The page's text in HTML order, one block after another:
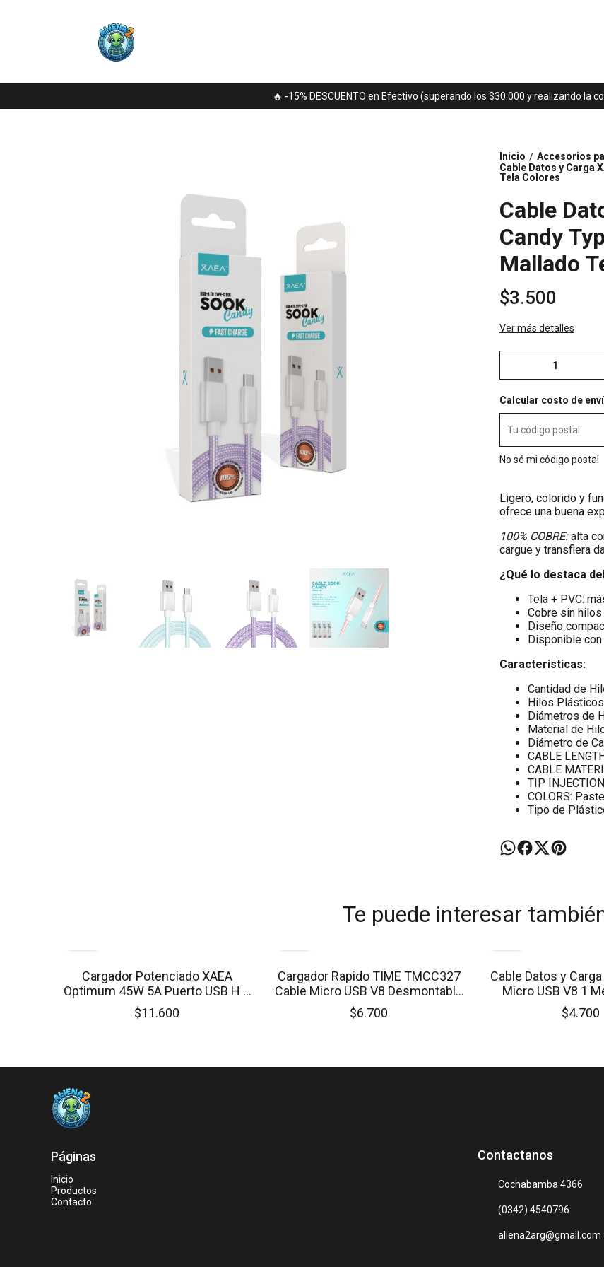
🔥 -15% DESCUENTO en Efectivo (superando los $30.000 y realizando la
Inicio / Accesorios
Cable Datos y Carga
Tela Colores
Cable
Candy
Mallado
$3.500
Ver más detalles
Calcular costo de
No sé mi código postal
Ligero, colorido y
ofrece una buena
100% COBRE:alta
cargue y transfiera
¿Qué lo destaca
Tela + PVC:
Cobre sin
Diseño
Disponible
Caracteristicas:
Cantidad de
Hilos
Diámetros de
Material de
Diámetro de
CABLE
CABLE
TIP
COLORS:
Tipo de
Te puede interesar
Cargador Potenciado XAEA
Optimum 45W 5A Puerto USB H +
Puerto Typo C H (NO Incluye
Cable)
$11.600
Cargador Rapido TIME TMCC327
Cable Micro USB V8 Desmontable
1x USB 3.1 Amperes
$6.700
Cable Datos y Carga
Micro USB V8 1
Rápida DOBLE
$4.700
Páginas
Inicio
Productos
Contacto
Contactanos
Cochabamba 4366
(0342) 4540796
aliena2arg@gmail.com